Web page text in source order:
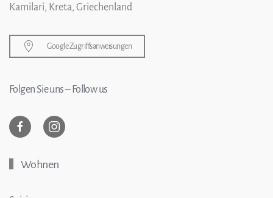
Kamilari, Kreta, Griechenland
Google Zugriffsanweisungen
Folgen Sie uns – Follow us
Wohnen